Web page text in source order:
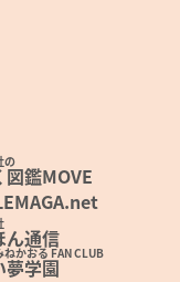
の
図鑑MOVE
ん通信
ねかおる FAN CLUB
夢学園